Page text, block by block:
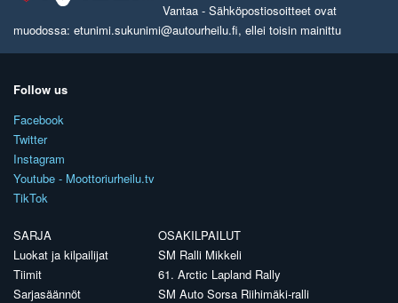
Vantaa - Sähköpostiosoitteet ovat
muodossa: etunimi.sukunimi@autourheilu.fi, ellei toisin mainittu
Follow us
Facebook
Twitter
Instagram
Youtube - Moottoriurheilu.tv
TikTok
SARJA
Luokat ja kilpailijat
Tiimit
Sarjasäännöt
OSAKILPAILUT
SM Ralli Mikkeli
61. Arctic Lapland Rally
SM Auto Sorsa Riihimäki-ralli